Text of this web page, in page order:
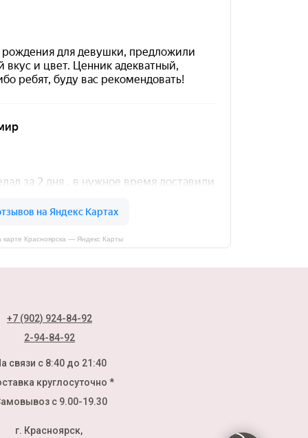
карте Красноярска — Яндекс Карты
связи с 8:40 до 21:40
круглосуточно *
с 9.00-19.30
г. Красноярск,
+7 (902) 924-84-92
2-94-84-92